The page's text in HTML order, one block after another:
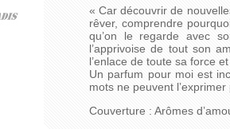
« Car découvrir de
rêver, comprendre
qu’on le regarde avec
l’apprivoise de tout son
l’enlace de toute sa force
Un parfum pour moi est
mots ne peuvent
Couverture : Arômes